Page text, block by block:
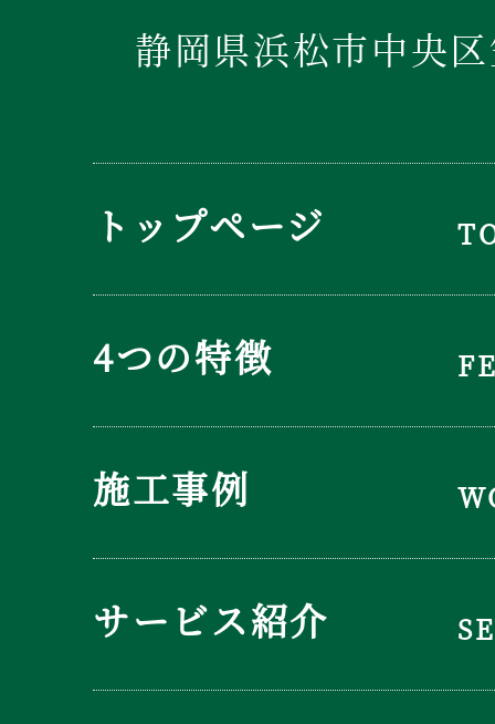
静岡県浜松市中央
トップページ
4つの特徴
施工事例
サービス紹介